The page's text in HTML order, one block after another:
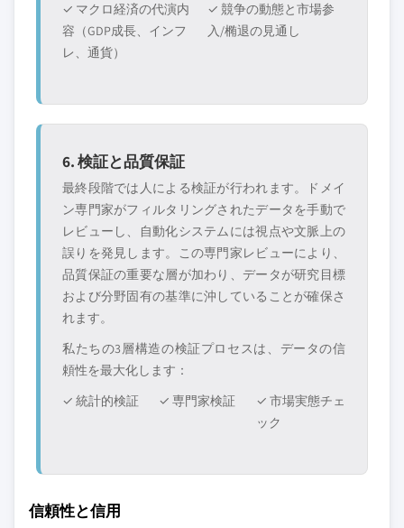
✓ マクロ経済の代演内
容（GDP成長、インフ
レ、通貨）
✓ 競争の動態と市場参
入/椭退の見通し
6. 検証と品質保証
最終段階では人による検証が行われます。ドメイ
ン専門家がフィルタリングされたデータを手動で
レビューし、自動化システムには視点や文脈上の
誤りを発見します。この専門家レビューにより、
品質保証の重要な層が加わり、データが研究目標
および分野固有の基準に沖していることが確保さ
れます。
私たちの3層構造の検証プロセスは、データの信
頼性を最大化します：
✓ 統計的検証
✓ 専門家検証
✓ 市場実態チェ
ック
信頼性と信用